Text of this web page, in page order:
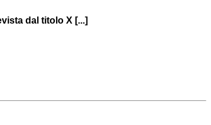
dal titolo X [...]